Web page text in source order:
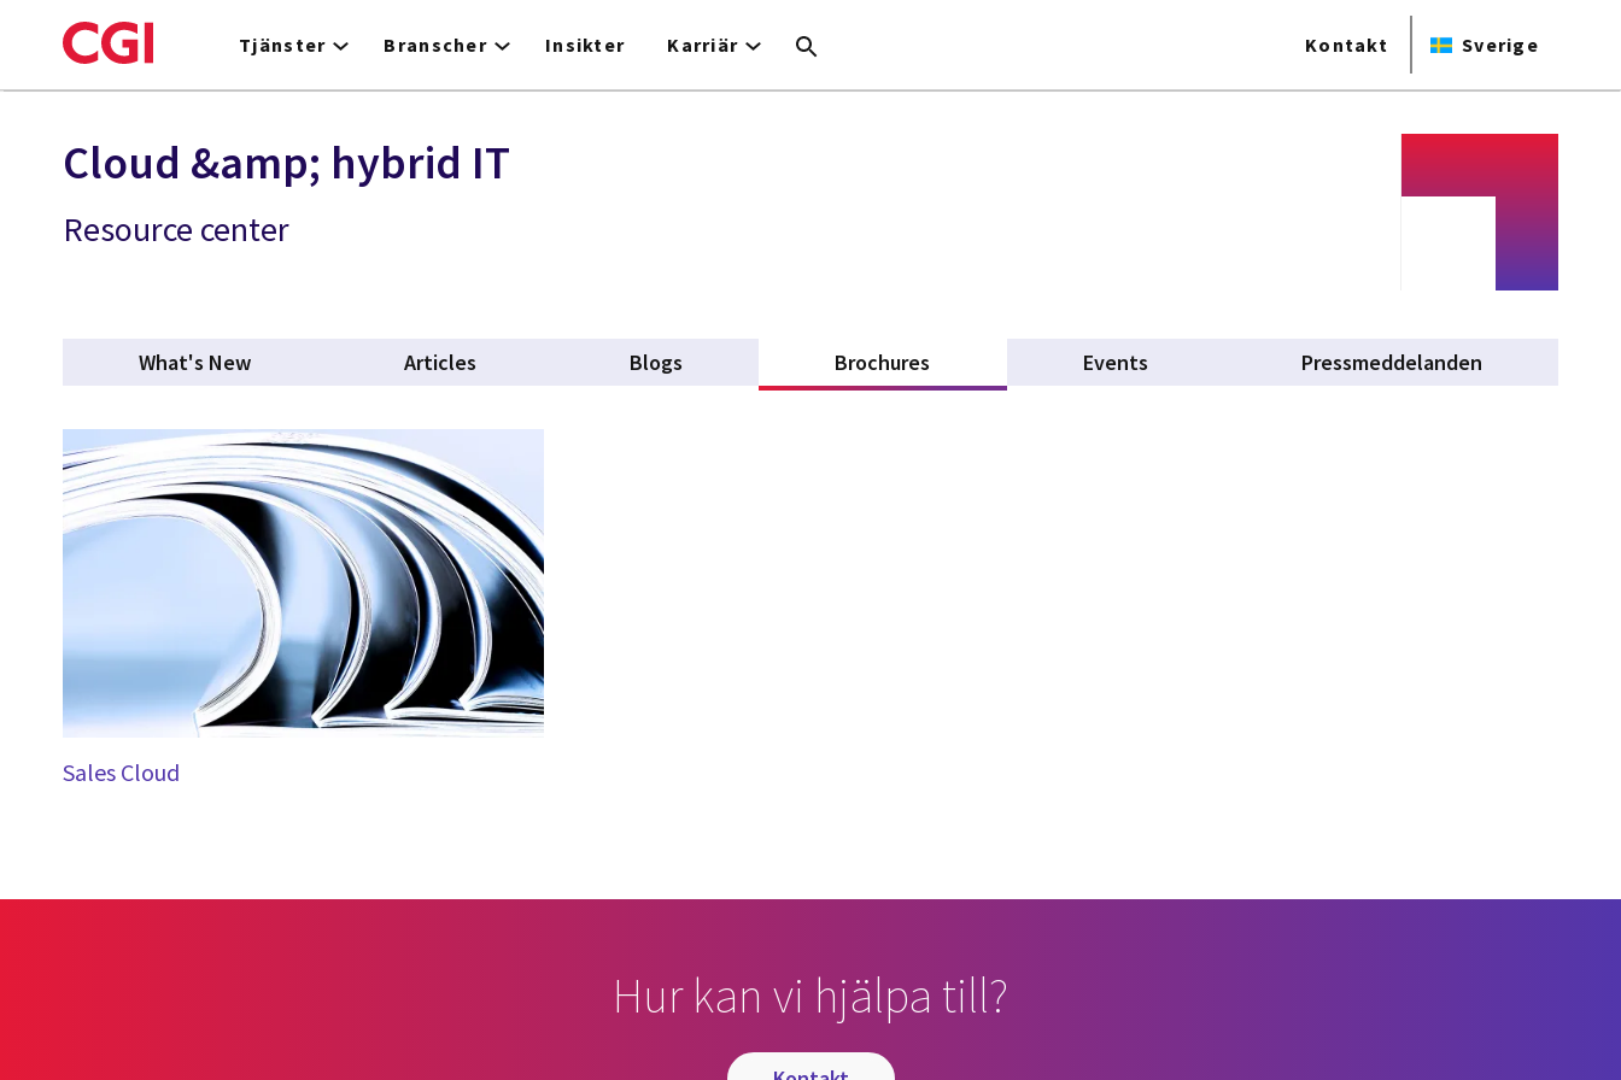
to
Tjänster Branscher Insikter Karriär Kontakt Sverige
Cloud &amp; hybrid IT
Resource center
What's New Articles Blogs Brochures Events Pressmeddelanden
Sales Cloud
Hur kan vi hjälpa till?